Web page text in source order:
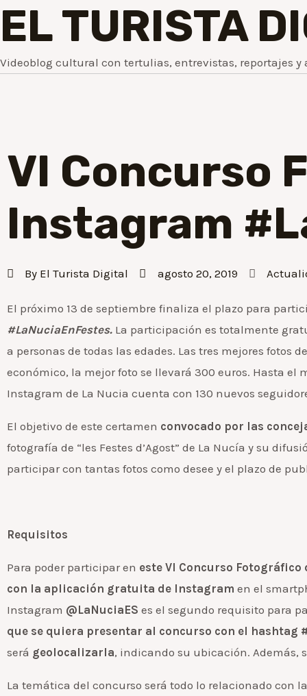
EL TURISTA
Videoblog cultural con tertulias, entrevistas, reportajes y
VI Concurso
Instagram
By El Turista Digital agosto 20, 2019
El próximo 13 de septiembre finaliza el plazo para
#LaNuciaEnFestes. La participación es totalmente
a personas de todas las edades. Las tres mejores fotos
económico, la mejor foto se llevará 300 euros. Hasta
Instagram de La Nucia cuenta con 130 nuevos
El objetivo de este certamen convocado por las
fotografía de “les Festes d’Agost” de La Nucía y su
participar con tantas fotos como desee y el plazo de
Requisitos
Para poder participar en este VI Concurso
con la aplicación gratuita de Instagram en el
Instagram @LaNuciaES es el segundo requisito para
que se quiera presentar al concurso con el hashtag
será geolocalizarla, indicando su ubicación. Además,
La temática del concurso será todo lo relacionado con